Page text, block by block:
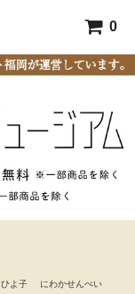
0
ひよ子 にわかせんぺい